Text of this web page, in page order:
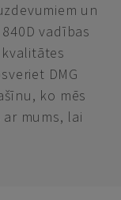
un
vadības
DMG
ko mēs
mums, lai